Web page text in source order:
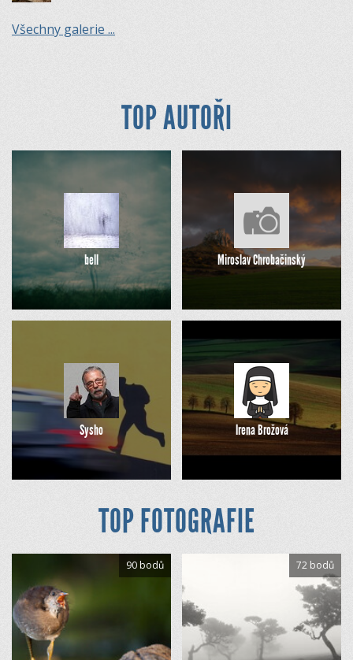
Všechny galerie ...
TOP AUTOŘI
bell Miroslav Chrobačinský
Sysho Irena Brožová
TOP FOTOGRAFIE
90 bodů 72 bodů